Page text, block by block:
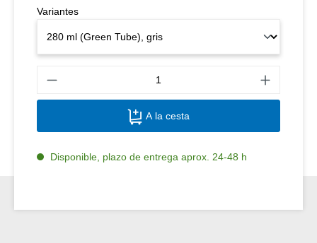
Variantes
A la cesta
Disponible, plazo de entrega aprox. 24-48 h